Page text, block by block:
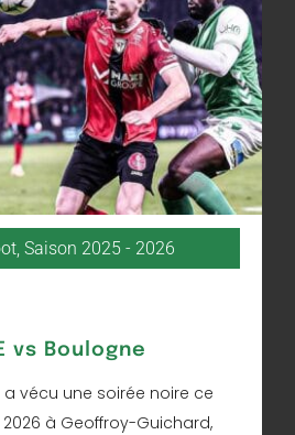
, Saison 2025 - 2026
vs Boulogne
a vécu une soirée noire ce
à Geoffroy-Guichard,